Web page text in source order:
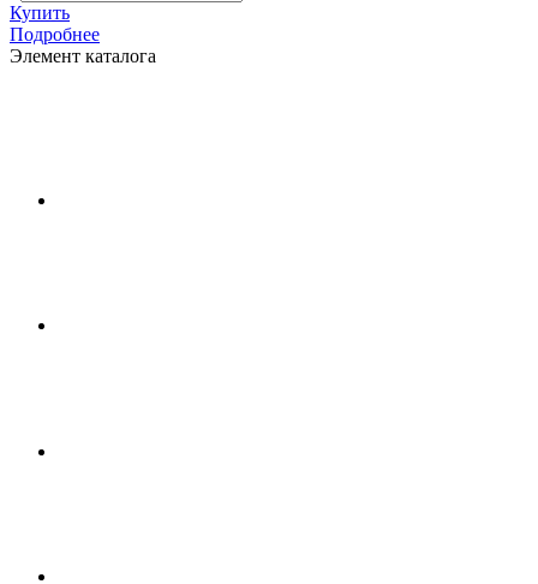
Купить
Подробнее
Элемент каталога